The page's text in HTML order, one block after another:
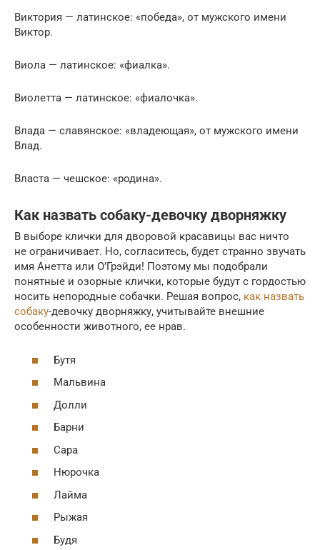
Виктория — латинское: «победа», от мужского имени
Виктор.
Виола — латинское: «фиалка».
Виолетта — латинское: «фиалочка».
Влада — славянское: «владеющая», от мужского имени
Влад.
Власта — чешское: «родина».
Как назвать собаку-девочку дворняжку
В выборе клички для дворовой красавицы вас ничто
не ограничивает. Но, согласитесь, будет странно звучать
имя Анетта или O’Грэйди! Поэтому мы подобрали
понятные и озорные клички, которые будут с гордостью
носить непородные собачки. Решая вопрос, как назвать
собаку-девочку дворняжку, учитывайте внешние
особенности животного, ее нрав.
Бутя
Мальвина
Долли
Барни
Сара
Нюрочка
Лайма
Рыжая
Будя